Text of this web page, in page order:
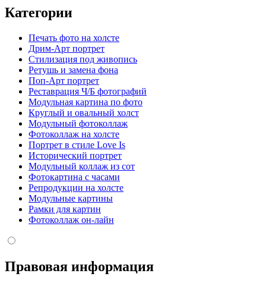
Категории
Печать фото на холсте
Дрим-Арт портрет
Стилизация под живопись
Ретушь и замена фона
Поп-Арт портрет
Реставрация Ч/Б фотографий
Модульная картина по фото
Круглый и овальный холст
Модульный фотоколлаж
Фотоколлаж на холсте
Портрет в стиле Love Is
Исторический портрет
Модульный коллаж из сот
Фотокартина с часами
Репродукции на холсте
Модульные картины
Рамки для картин
Фотоколлаж он-лайн
Правовая информация